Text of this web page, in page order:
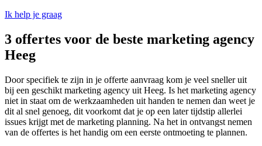
Ik help je graag
3 offertes voor de beste marketing agency
Heeg
Door specifiek te zijn in je offerte aanvraag kom je veel sneller uit
bij een geschikt marketing agency uit Heeg. Is het marketing agency
niet in staat om de werkzaamheden uit handen te nemen dan weet je
dit al snel genoeg, dit voorkomt dat je op een later tijdstip allerlei
issues krijgt met de marketing planning. Na het in ontvangst nemen
van de offertes is het handig om een eerste ontmoeting te plannen.